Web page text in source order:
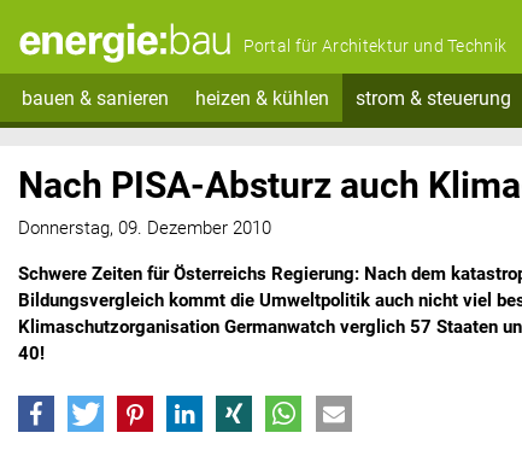
Portal für Architektur und Technik
bauen & sanieren heizen & kühlen strom & steuerung
Nach PISA-Absturz auch
Donnerstag, 09. Dezember 2010
Schwere Zeiten für Österreichs Regierung: Nach dem
Bildungsvergleich kommt die Umweltpolitik auch nicht viel
Klimaschutzorganisation Germanwatch verglich 57 Staaten
40!